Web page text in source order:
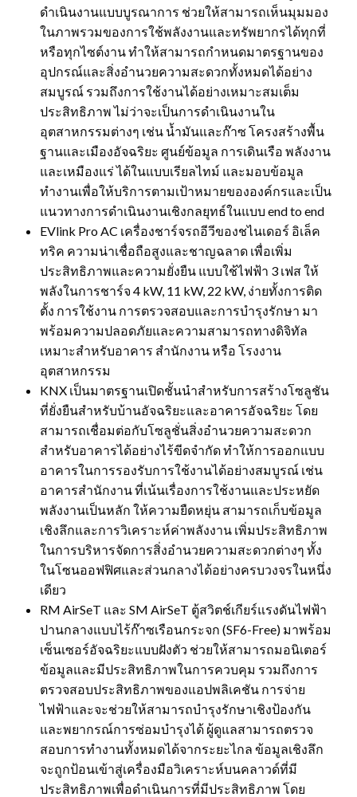
ดำเนินงานแบบบูรณาการ ช่วยให้สามารถเห็นมุมมอง
ในภาพรวมของการใช้พลังงานและทรัพยากรได้ทุกที่
หรือทุกไซต์งาน ทำให้สามารถกำหนดมาตรฐานของ
อุปกรณ์และสิ่งอำนวยความสะดวกทั้งหมดได้อย่าง
สมบูรณ์ รวมถึงการใช้งานได้อย่างเหมาะสมเต็ม
ประสิทธิภาพ ไม่ว่าจะเป็นการดำเนินงานใน
อุตสาหกรรมต่างๆ เช่น น้ำมันและก๊าซ โครงสร้างพื้น
ฐานและเมืองอัจฉริยะ ศูนย์ข้อมูล การเดินเรือ พลังงาน
และเหมืองแร่ ได้ในแบบเรียลไทม์ และมอบข้อมูล
ทำงานเพื่อให้บริการตามเป้าหมายขององค์กรและเป็น
แนวทางการดำเนินงานเชิงกลยุทธ์ในแบบ end to end
EVlink Pro AC เครื่องชาร์จรถอีวีของชไนเดอร์ อิเล็ค
ทริค ความน่าเชื่อถือสูงและชาญฉลาด เพื่อเพิ่ม
ประสิทธิภาพและความยั่งยืน แบบใช้ไฟฟ้า 3 เฟส ให้
พลังในการชาร์จ 4 kW, 11 kW, 22 kW, ง่ายทั้งการติด
ตั้ง การใช้งาน การตรวจสอบและการบำรุงรักษา มา
พร้อมความปลอดภัยและความสามารถทางดิจิทัล
เหมาะสำหรับอาคาร สำนักงาน หรือ โรงงาน
อุตสาหกรรม
KNX เป็นมาตรฐานเปิดชั้นนำสำหรับการสร้างโซลูชัน
ที่ยั่งยืนสำหรับบ้านอัจฉริยะและอาคารอัจฉริยะ โดย
สามารถเชื่อมต่อกับโซลูชั่นสิ่งอำนวยความสะดวก
สำหรับอาคารได้อย่างไร้ขีดจำกัด ทำให้การออกแบบ
อาคารในการรองรับการใช้งานได้อย่างสมบูรณ์ เช่น
อาคารสำนักงาน ที่เน้นเรื่องการใช้งานและประหยัด
พลังงานเป็นหลัก ให้ความยืดหยุ่น สามารถเก็บข้อมูล
เชิงลึกและการวิเคราะห์ค่าพลังงาน เพิ่มประสิทธิภาพ
ในการบริหารจัดการสิ่งอำนวยความสะดวกต่างๆ ทั้ง
ในโซนออฟฟิศและส่วนกลางได้อย่างครบวงจรในหนึ่ง
เดียว
RM AirSeT และ SM AirSeT ตู้สวิตช์เกียร์แรงดันไฟฟ้า
ปานกลางแบบไร้ก๊าซเรือนกระจก (SF6-Free) มาพร้อม
เซ็นเซอร์อัจฉริยะแบบฝังตัว ช่วยให้สามารถมอนิเตอร์
ข้อมูลและมีประสิทธิภาพในการควบคุม รวมถึงการ
ตรวจสอบประสิทธิภาพของแอปพลิเคชัน การจ่าย
ไฟฟ้าและจะช่วยให้สามารถบำรุงรักษาเชิงป้องกัน
และพยากรณ์การซ่อมบำรุงได้ ผู้ดูแลสามารถตรวจ
สอบการทำงานทั้งหมดได้จากระยะไกล ข้อมูลเชิงลึก
จะถูกป้อนเข้าสู่เครื่องมือวิเคราะห์บนคลาวด์ที่มี
ประสิทธิภาพเพื่อดำเนินการที่มีประสิทธิภาพ โดย